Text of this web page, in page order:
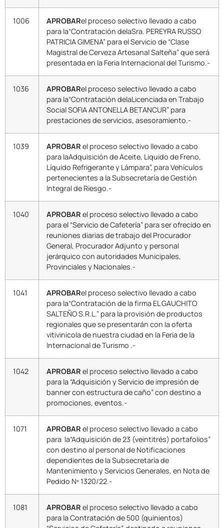
1006 APROBARel proceso selectivo llevado a cabo
para la“Contratación delaSra. PEREYRA RUSSO
PATRICIA GIMENA” para el Servicio de “Clase
Magistral de Cerveza Artesanal Salteña” que será
presentada en la Feria Internacional del Turismo.-
1036 APROBARel proceso selectivo llevado a cabo
para la“Contratación delaLicenciada en Trabajo
Social SOFIA ANTONELLA BETANCUR” para
prestaciones de servicios, asesoramiento.-
1039 APROBAR el proceso selectivo llevado a cabo
para laAdquisición de Aceite, Liquido de Freno,
Líquido Refrigerante y Lámpara”, para Vehículos
pertenecientes a la Subsecretaría de Gestión
Integral de Riesgo.-
1040 APROBAR el proceso selectivo llevado a cabo
para el “Servicio de Cafetería” para ser ofrecido en
reuniones diarias de trabajo del Procurador
General, Procurador Adjunto y personal
jerárquico con autoridades Municipales,
Provinciales y Nacionales.-
1041 APROBARel proceso selectivo llevado a cabo
para la“Contratación de la firma EL GAUCHITO
SALTEÑO S.R.L.” para la provisión de productos
regionales que se presentarán con la oferta
vitivinícola de nuestra ciudad en la Feria de la
Internacional de Turismo .-
1042 APROBAR el proceso selectivo llevado a cabo
para la “Adquisición y Servicio de impresión de
banner con estructura de caño” con destino a
promociones, eventos.-
1071 APROBAR el proceso selectivo llevado a cabo
para la“Adquisición de 23 (veintitrés) portafolios”
con destino al personal de Notificaciones
dependientes de la Subsecretaría de
Mantenimiento y Servicios Generales, en Nota de
Pedido Nº 1320/22.-
1081 APROBAR el proceso selectivo llevado a cabo
para la Contratación de 500 (quinientos)